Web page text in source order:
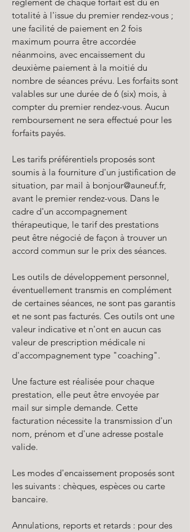
totalité à l'issue du premier rendez-vous ;
une facilité de paiement en 2 fois
maximum pourra être accordée
néanmoins, avec encaissement du
deuxième paiement à la moitié du
nombre de séances prévu. Les forfaits sont
valables sur une durée de 6 (six) mois, à
compter du premier rendez-vous. Aucun
remboursement ne sera effectué pour les
forfaits payés.
Les tarifs préférentiels proposés sont
soumis à la fourniture d'un justification de
situation, par mail à bonjour@auneuf.fr,
avant le premier rendez-vous. Dans le
cadre d'un accompagnement
thérapeutique, le tarif des prestations
peut être négocié de façon à trouver un
accord commun sur le prix des séances.
Les outils de développement personnel,
éventuellement transmis en complément
de certaines séances, ne sont pas garantis
et ne sont pas facturés. Ces outils ont une
valeur indicative et n'ont en aucun cas
valeur de prescription médicale ni
d'accompagnement type "coaching".
Une facture est réalisée pour chaque
prestation, elle peut être envoyée par
mail sur simple demande. Cette
facturation nécessite la transmission d'un
nom, prénom et d'une adresse postale
valide.
Les modes d'encaissement proposés sont
les suivants : chèques, espèces ou carte
bancaire.
Annulations, reports et retards : pour des